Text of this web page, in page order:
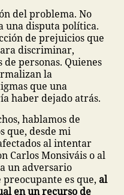
del problema. No
una disputa política.
de prejuicios que
discriminar,
personas. Quienes
la
que una
haber dejado atrás.
hablamos de
que, desde mi
al intentar
Carlos Monsiváis o al
un adversario
es que, al
en un recurso de